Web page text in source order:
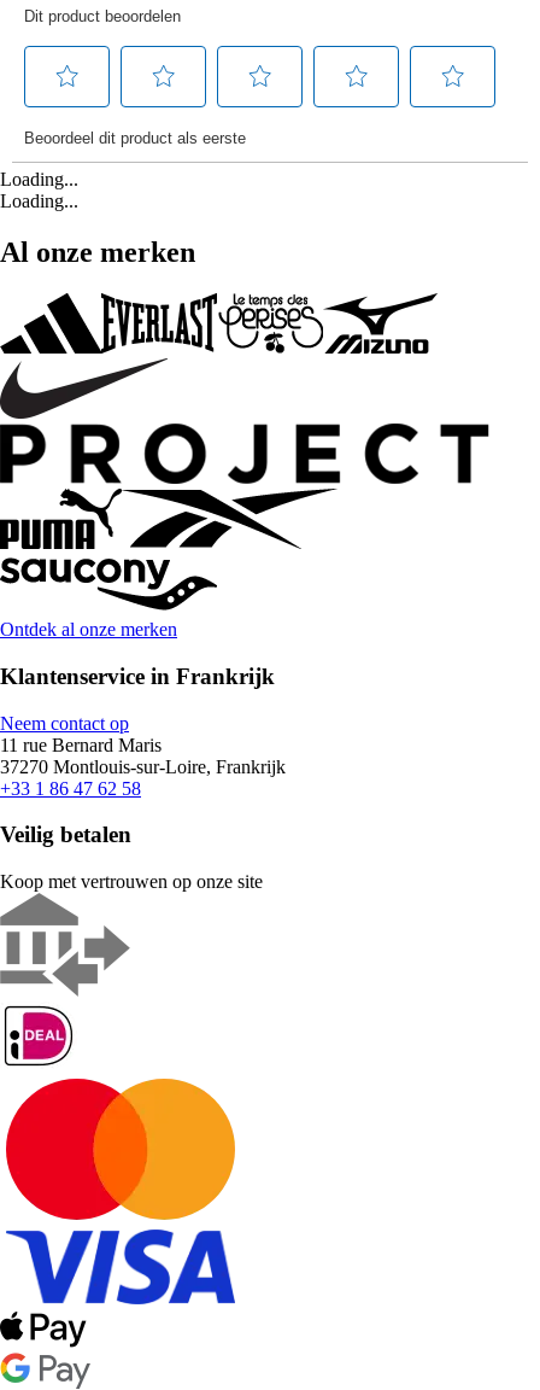
Loading...
Loading...
Al onze merken
Ontdek al onze merken
Klantenservice in Frankrijk
Neem contact op
11 rue Bernard Maris
37270 Montlouis-sur-Loire, Frankrijk
+33 1 86 47 62 58
Veilig betalen
Koop met vertrouwen op onze site